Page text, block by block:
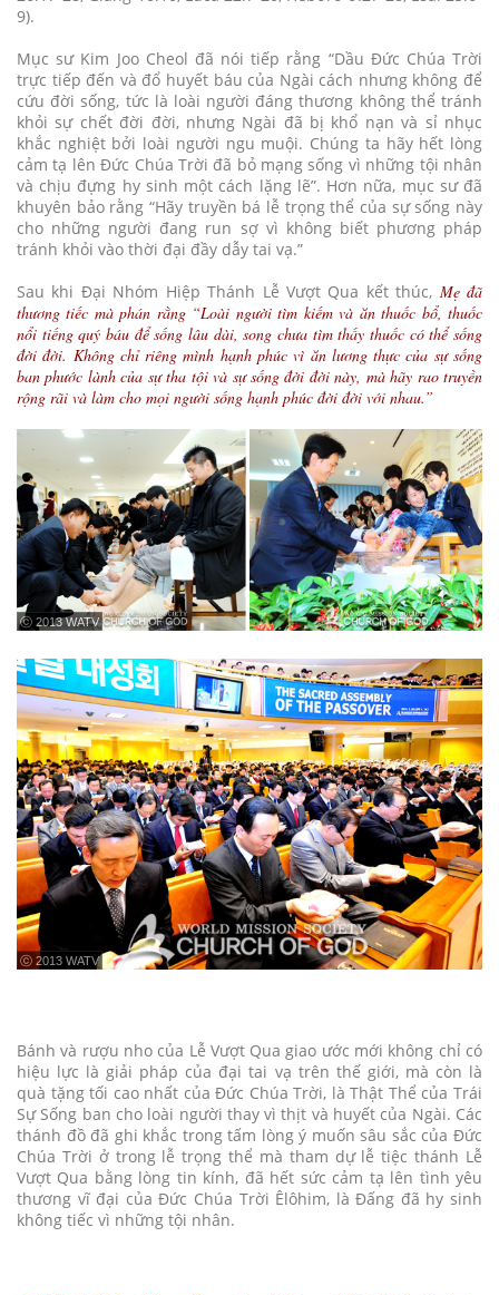
9).
Mục sư Kim Joo Cheol đã nói tiếp rằng “Dầu Đức Chúa Trời
trực tiếp đến và đổ huyết báu của Ngài cách nhưng không để
cứu đời sống, tức là loài người đáng thương không thể tránh
khỏi sự chết đời đời, nhưng Ngài đã bị khổ nạn và sỉ nhục
khắc nghiệt bởi loài người ngu muội. Chúng ta hãy hết lòng
cảm tạ lên Đức Chúa Trời đã bỏ mạng sống vì những tội nhân
và chịu đựng hy sinh một cách lặng lẽ”. Hơn nữa, mục sư đã
khuyên bảo rằng “Hãy truyền bá lễ trọng thể của sự sống này
cho những người đang run sợ vì không biết phương pháp
tránh khỏi vào thời đại đầy dẫy tai vạ.”
Sau khi Đại Nhóm Hiệp Thánh Lễ Vượt Qua kết thúc, Mẹ đã
thương tiếc mà phán rằng “Loài người tìm kiếm và ăn thuốc bổ, thuốc
nổi tiếng quý báu để sống lâu dài, song chưa tìm thấy thuốc có thể sống
đời đời. Không chỉ riêng mình hạnh phúc vì ăn lương thực của sự sống
ban phước lành của sự tha tội và sự sống đời đời này, mà hãy rao truyền
rộng rãi và làm cho mọi người sống hạnh phúc đời đời với nhau.”
ⓒ 2013 WATV
ⓒ 2013 WATV
Bánh và rượu nho của Lễ Vượt Qua giao ước mới không chỉ có
hiệu lực là giải pháp của đại tai vạ trên thế giới, mà còn là
quà tặng tối cao nhất của Đức Chúa Trời, là Thật Thể của Trái
Sự Sống ban cho loài người thay vì thịt và huyết của Ngài. Các
thánh đồ đã ghi khắc trong tấm lòng ý muốn sâu sắc của Đức
Chúa Trời ở trong lễ trọng thể mà tham dự lễ tiệc thánh Lễ
Vượt Qua bằng lòng tin kính, đã hết sức cảm tạ lên tình yêu
thương vĩ đại của Đức Chúa Trời Êlôhim, là Đấng đã hy sinh
không tiếc vì những tội nhân.